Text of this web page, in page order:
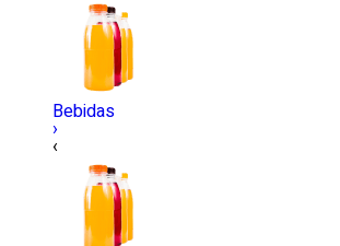
Bebidas
›
‹